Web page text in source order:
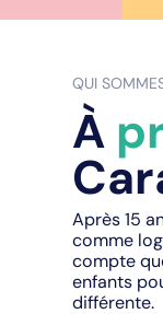
QUI
À
Après 15
comme
compte
enfants
différente.